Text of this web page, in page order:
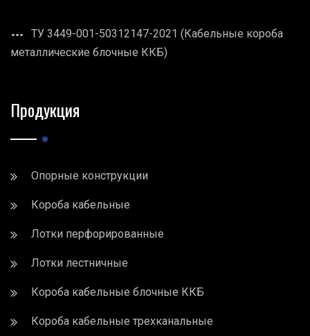
ТУ 3449-001-50312147-2021 (Кабельные короба
металлические блочные ККБ)
Продукция
Опорные конструкции
Короба кабельные
Лотки перфорированные
Лотки лестничные
Короба кабельные блочные ККБ
Короба кабельные трехканальные